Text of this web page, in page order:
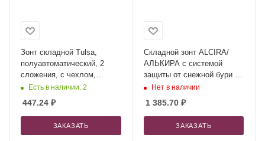
Зонт складной Tulsa,
полуавтоматический, 2
сложения, с чехлом,
светло-серый
Есть в наличии: 2
447.24 ₽
ЗАКАЗАТЬ
Складной зонт ALCIRA/
АЛЬКИРА с системой
защиты от снежной бури и
ручкой-карабином, черный
Нет в наличии
1 385.70₽
ЗАКАЗАТЬ